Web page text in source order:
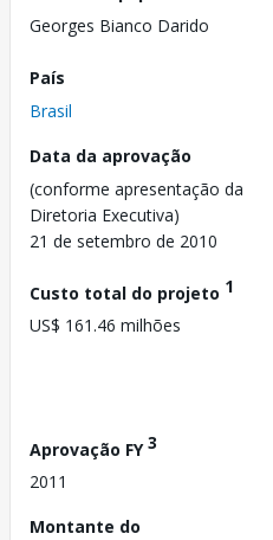
Georges Bianco Darido
País
Brasil
Data da aprovação
(conforme apresentação da
Diretoria Executiva)
21 de setembro de 2010
Custo total do projeto 1
US$ 161.46 milhões
Aprovação FY3
2011
Montante do